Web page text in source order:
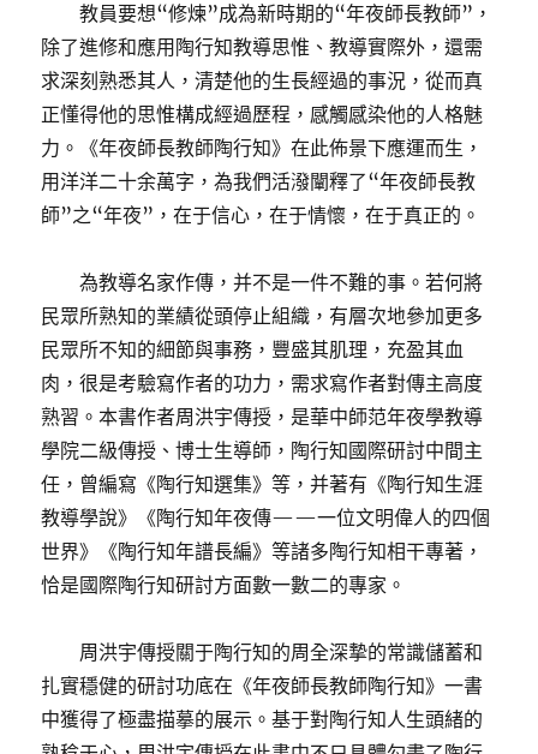
教員要想“修煉”成為新時期的“年夜師長教師”，
除了進修和應用陶行知教導思惟、教導實際外，還需
求深刻熟悉其人，清楚他的生長經過的事況，從而真
正懂得他的思惟構成經過歷程，感觸感染他的人格魅
力。《年夜師長教師陶行知》在此佈景下應運而生，
用洋洋二十余萬字，為我們活潑闡釋了“年夜師長教
師”之“年夜”，在于信心，在于情懷，在于真正的。
為教導名家作傳，并不是一件不難的事。若何將
民眾所熟知的業績從頭停止組織，有層次地參加更多
民眾所不知的細節與事務，豐盛其肌理，充盈其血
肉，很是考驗寫作者的功力，需求寫作者對傳主高度
熟習。本書作者周洪宇傳授，是華中師范年夜學教導
學院二級傳授、博士生導師，陶行知國際研討中間主
任，曾編寫《陶行知選集》等，并著有《陶行知生涯
教導學說》《陶行知年夜傳——一位文明偉人的四個
世界》《陶行知年譜長編》等諸多陶行知相干專著，
恰是國際陶行知研討方面數一數二的專家。
周洪宇傳授關于陶行知的周全深摯的常識儲蓄和
扎實穩健的研討功底在《年夜師長教師陶行知》一書
中獲得了極盡描摹的展示。基于對陶行知人生頭緒的